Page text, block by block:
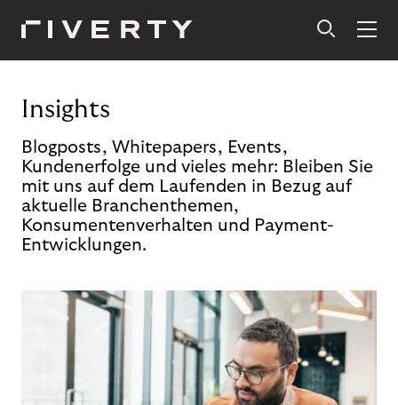
Insights
Blogposts, Whitepapers, Events,
Kundenerfolge und vieles mehr: Bleiben Sie
mit uns auf dem Laufenden in Bezug auf
aktuelle Branchenthemen,
Konsumentenverhalten und Payment-
Entwicklungen.